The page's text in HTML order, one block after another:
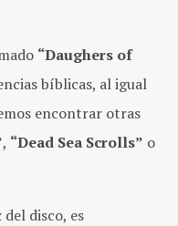
“Daughers of
bíblicas, al igual
encontrar otras
, “Dead Sea Scrolls” o
del disco, es